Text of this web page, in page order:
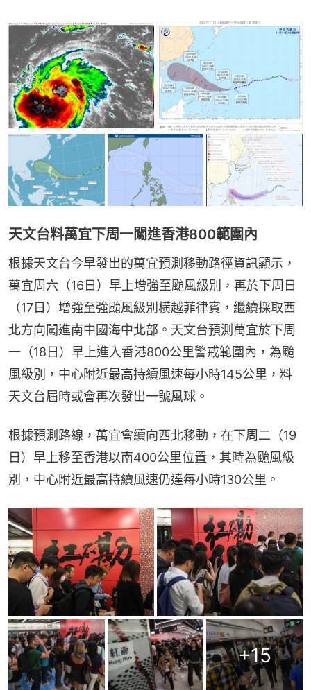
天文台料萬宜下周一闖進香港800範圍內
根據天文台今早發出的萬宜預測移動路徑資訊顯示，
萬宜周六（16日）早上增強至颱風級別，再於下周日
（17日）增強至強颱風級別橫越菲律賓，繼續採取西
北方向闖進南中國海中北部。天文台預測萬宜於下周
一（18日）早上進入香港800公里警戒範圍內，為颱
風級別，中心附近最高持續風速每小時145公里，料
天文台屆時或會再次發出一號風球。
根據預測路線，萬宜會續向西北移動，在下周二（19
日）早上移至香港以南400公里位置，其時為颱風級
別，中心附近最高持續風速仍達每小時130公里。
+15